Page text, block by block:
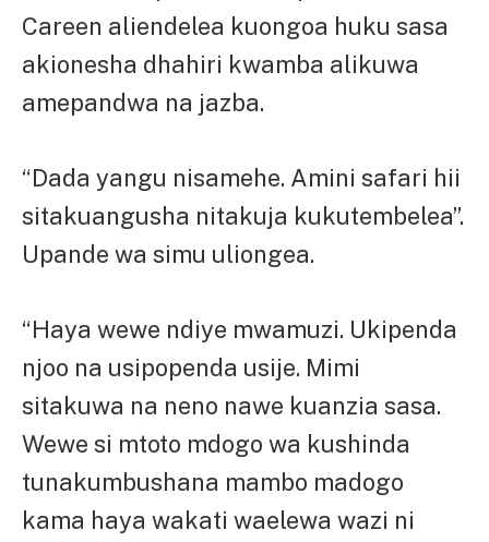
Careen aliendelea kuongoa huku sasa
akionesha dhahiri kwamba alikuwa
amepandwa na jazba.
“Dada yangu nisamehe. Amini safari hii
sitakuangusha nitakuja kukutembelea”.
Upande wa simu uliongea.
“Haya wewe ndiye mwamuzi. Ukipenda
njoo na usipopenda usije. Mimi
sitakuwa na neno nawe kuanzia sasa.
Wewe si mtoto mdogo wa kushinda
tunakumbushana mambo madogo
kama haya wakati waelewa wazi ni